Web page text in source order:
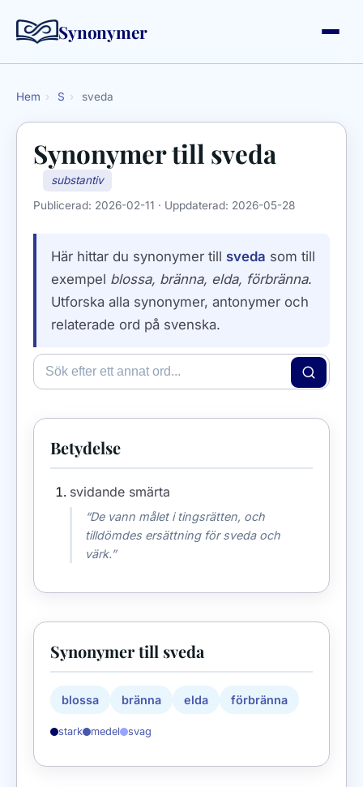
Synonymer
Hem › S › sveda
Synonymer till sveda
substantiv
Publicerad: 2026-02-11 · Uppdaterad: 2026-05-28
Här hittar du synonymer till sveda som till
exempel blossa, bränna, elda, förbränna.
Utforska alla synonymer, antonymer och
relaterade ord på svenska.
Betydelse
svidande smärta
“De vann målet i tingsrätten, och
tilldömdes ersättning för sveda och
värk.”
Synonymer till sveda
blossa bränna elda förbränna
stark medel svag